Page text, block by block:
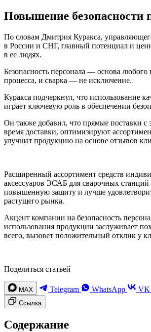
Повышение безопасности
По словам Дмитрия Куракса,
в России и СНГ, главный потенциал и
в ее людях.
Безопасность персонала — основа любого
процесса, и сварка — не исключение.
Куракса подчеркнул, что использование
играет ключевую роль в обеспечении
Он также добавил, что прямые поставки с
время доставки, оптимизируют
улучшат продукцию на основе отзывов
Расширенный ассортимент средств
аксессуаров ЭСАБ для сварочных станций
повышенную защиту и лучше
растущего рынка.
Акцент компании на безопасность
использования продукции заслуживает
всего, вызовет положительный отклик у
Поделиться статьей
MAX Telegram WhatsApp VK
Ссылка
Содержание